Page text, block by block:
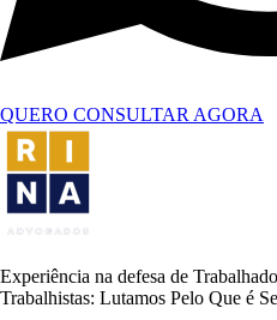
QUERO CONSULTAR AGORA
Experiência na defesa de
Trabalhistas: Lutamos Pelo Que é